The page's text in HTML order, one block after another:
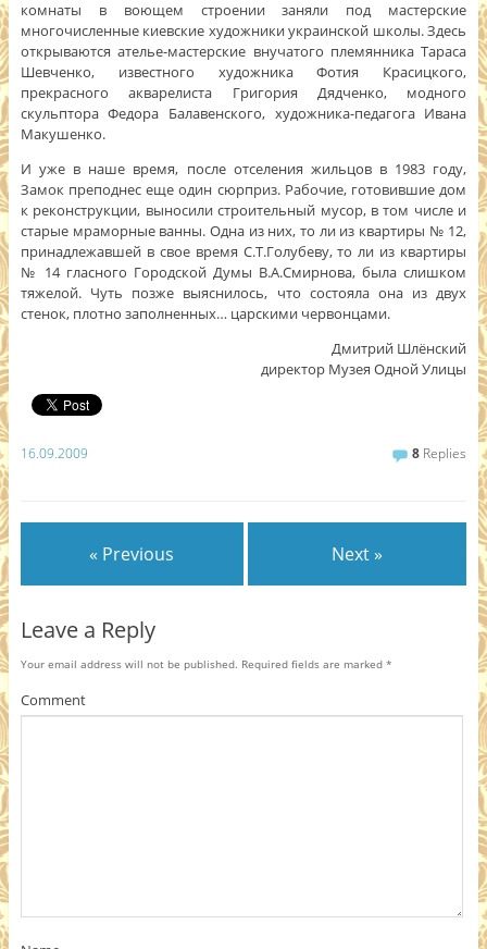
комнаты в воющем строении заняли под мастерские
многочисленные киевские художники украинской школы. Здесь
открываются ателье-мастерские внучатого племянника Тараса
Шевченко, известного художника Фотия Красицкого,
прекрасного акварелиста Григория Дядченко, модного
скульптора Федора Балавенского, художника-педагога Ивана
Макушенко.
И уже в наше время, после отселения жильцов в 1983 году,
Замок преподнес еще один сюрприз. Рабочие, готовившие дом
к реконструкции, выносили строительный мусор, в том числе и
старые мраморные ванны. Одна из них, то ли из квартиры № 12,
принадлежавшей в свое время С.Т.Голубеву, то ли из квартиры
№ 14 гласного Городской Думы В.А.Смирнова, была слишком
тяжелой. Чуть позже выяснилось, что состояла она из двух
стенок, плотно заполненных… царскими червонцами.
Дмитрий Шлёнский
директор Музея Одной Улицы
16.09.2009 8 Replies
« Previous Next »
Leave a Reply
Your email address will not be published. Required fields are marked *
Comment